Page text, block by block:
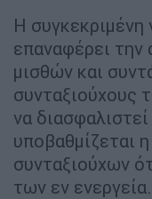
Η
επαναφέρει την
μισθών και
συνταξιούχους
να
υποβαθμίζεται
συνταξιούχων
των εν ενεργεία.